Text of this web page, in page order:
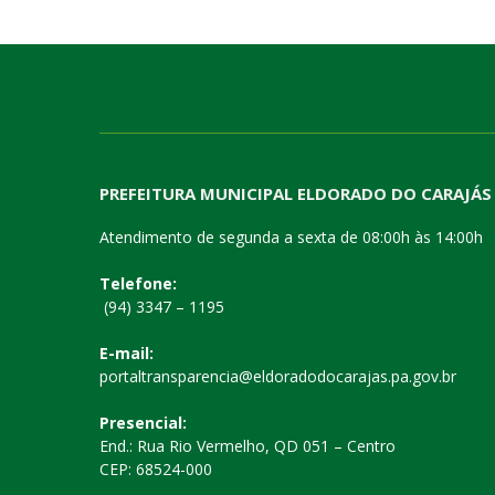
PREFEITURA MUNICIPAL ELDORADO DO CARAJÁS
Atendimento de segunda a sexta de 08:00h às 14:00h
Telefone:
(94) 3347 – 1195
E-mail:
portaltransparencia@eldoradodocarajas.pa.gov.br
Presencial:
End.: Rua Rio Vermelho, QD 051 – Centro
CEP: 68524-000